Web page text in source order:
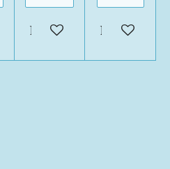
In den Warenkorb
In den